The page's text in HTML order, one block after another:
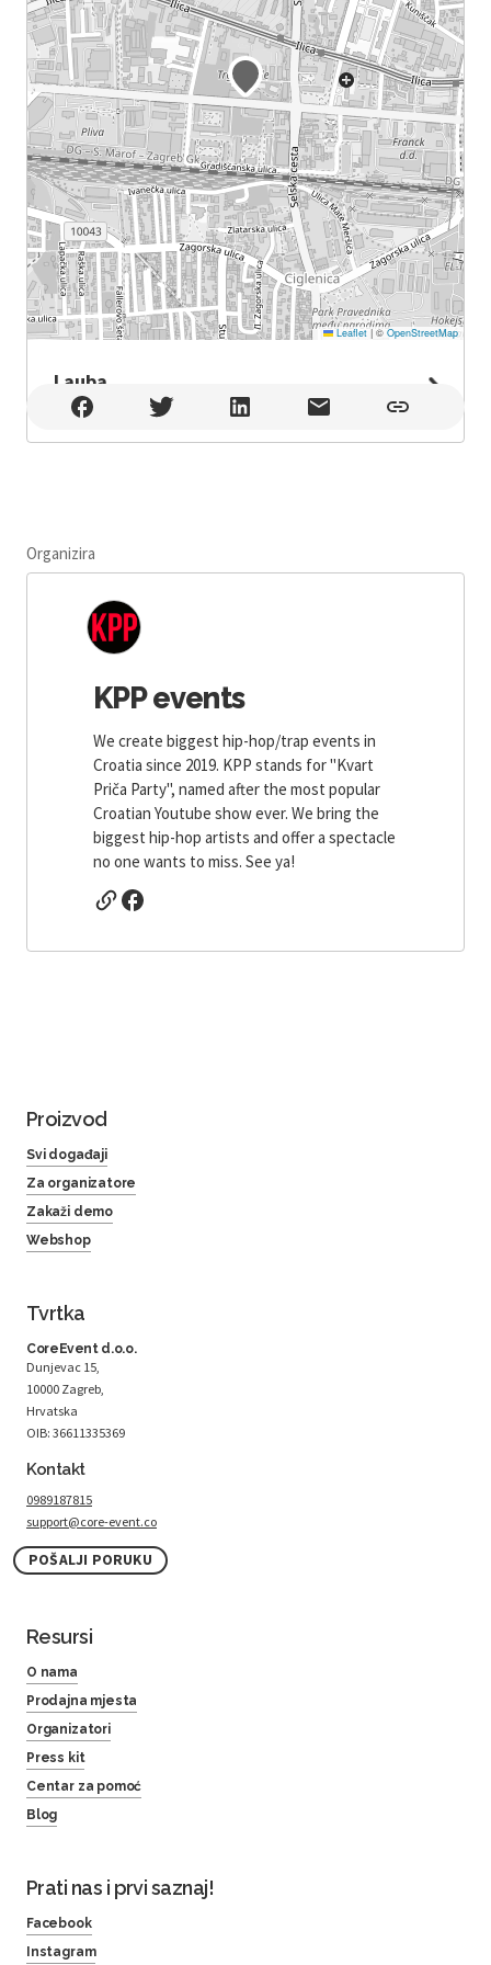
Leaflet |©OpenStreetMap
Lauba
Lauba , Zagreb
Organizira
KPP events
We create biggest hip-hop/trap events in
Croatia since 2019. KPP stands for ''Kvart
Priča Party'', named after the most popular
Croatian Youtube show ever. We bring the
biggest hip-hop artists and offer a spectacle
no one wants to miss. See ya!
Proizvod
Svi događaji
Za organizatore
Zakaži demo
Webshop
Tvrtka
CoreEvent d.o.o.
Dunjevac 15,
10000 Zagreb,
Hrvatska
OIB: 36611335369
Kontakt
0989187815
support@core-event.co
POŠALJI PORUKU
Resursi
O nama
Prodajna mjesta
Organizatori
Press kit
Centar za pomoć
Blog
Prati nas i prvi saznaj!
Facebook
Instagram